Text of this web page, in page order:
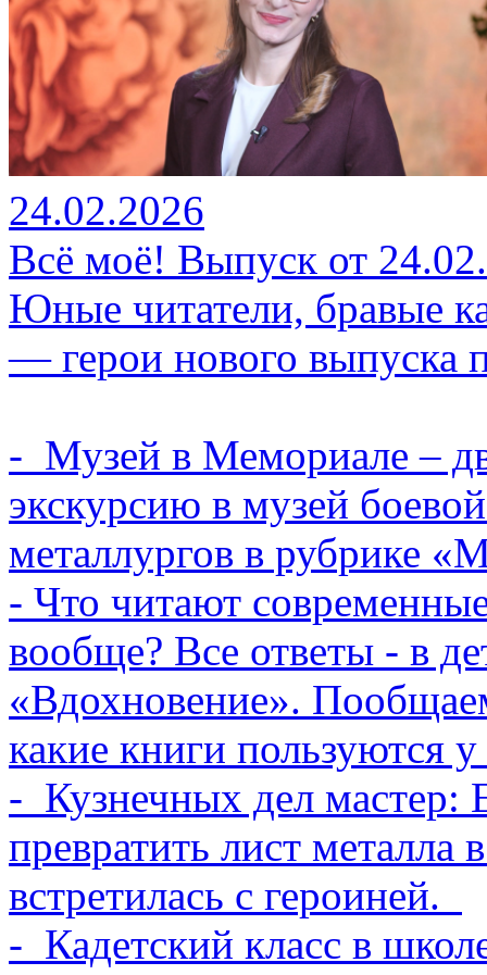
24.02.2026
Всё моё! Выпуск от
Юные читатели, бравые
— герои нового выпуска
- Музей в Мемориале –
экскурсию в музей
металлургов в рубрике
- Что читают
вообще? Все ответы - в
«Вдохновение».
какие книги пользуются
- Кузнечных дел мастер:
превратить лист
встретилась с героиней.
- Кадетский класс в